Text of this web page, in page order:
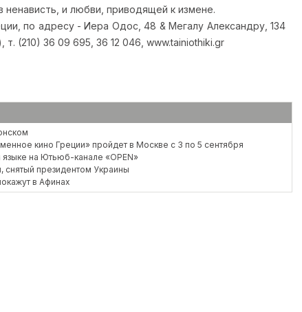
и любви, приводящей к измене.
по адресу - Иера Одос, 48 & Мегалу Александру, 134
(210) 36 09 695, 36 12 046, www.tainiothiki.gr
кино Греции» пройдет в Москве с 3 по 5 сентября
на Ютьюб-канале «OPEN»
снятый президентом Украины
в Афинах